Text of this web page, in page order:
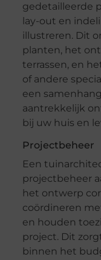
gedetailleerde
lay-out en
illustreren. Dit
planten, het
terrassen, en
of andere
een
aantrekkelijk
bij uw huis en
Projectbeheer
Een
projectbeheer
het ontwerp
coördineren
en houden
project. Dit
binnen het